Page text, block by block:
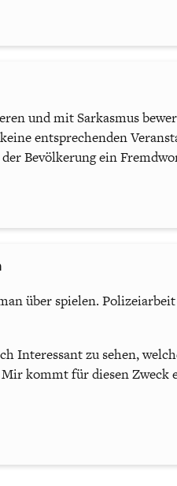
und mit Sarkasmus
entsprechenden
Bevölkerung ein
über spielen.
Interessant zu sehen,
kommt für diesen